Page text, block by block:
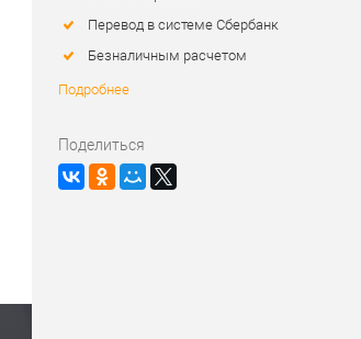
Перевод в системе Сбербанк
Безналичным расчетом
Подробнее
Поделиться